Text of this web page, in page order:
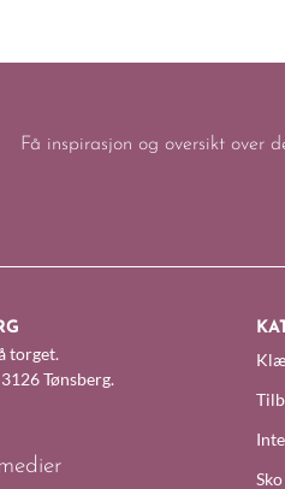
Få inspirasjon og oversikt over
torget.
Tønsberg.
Sko